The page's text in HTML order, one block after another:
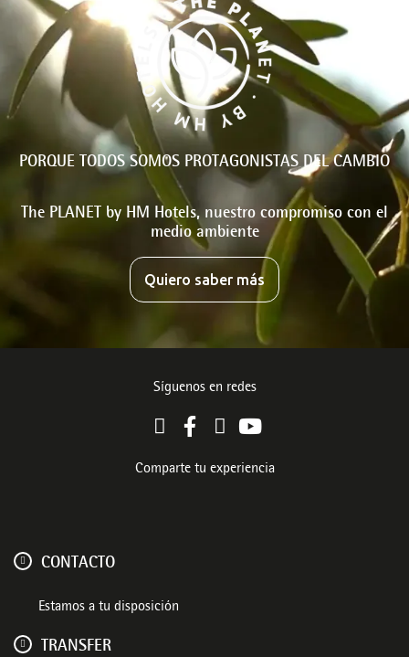
PORQUE TODOS SOMOS PROTAGONISTAS DEL CAMBIO
The PLANET by HM Hotels, nuestro compromiso con el
medio ambiente
Quiero saber más
Síguenos en redes
Comparte tu experiencia
CONTACTO
Estamos a tu disposición
TRANSFER